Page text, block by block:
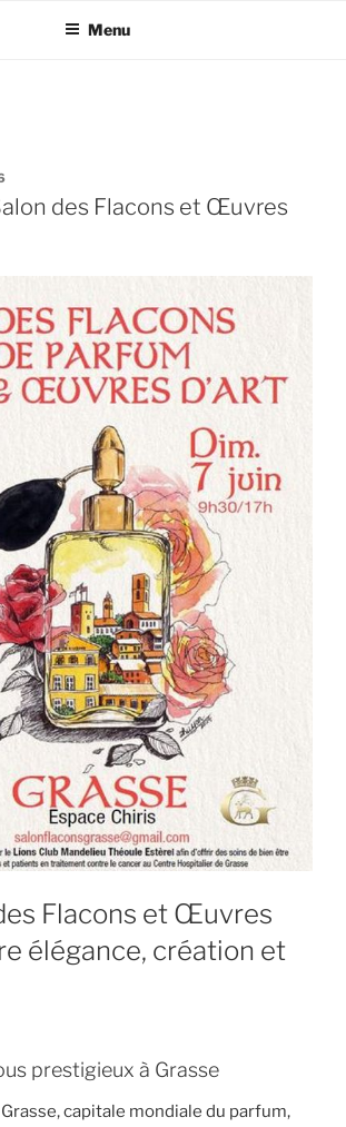
Menu
des Flacons et Œuvres
Flacons et Œuvres
élégance, création et
prestigieux à Grasse
capitale mondiale du parfum,